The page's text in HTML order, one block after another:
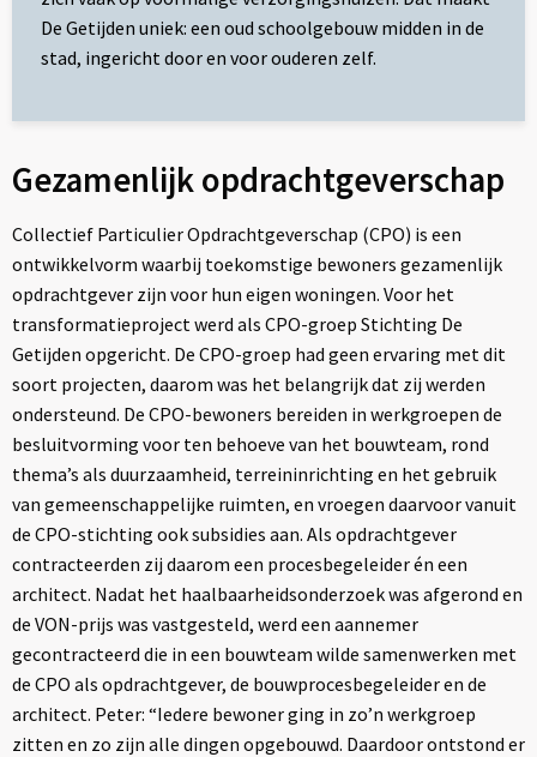
De Getijden uniek: een oud schoolgebouw midden in de
stad, ingericht door en voor ouderen zelf.
Gezamenlijk opdrachtgeverschap
Collectief Particulier Opdrachtgeverschap (CPO) is een
ontwikkelvorm waarbij toekomstige bewoners gezamenlijk
opdrachtgever zijn voor hun eigen woningen. Voor het
transformatieproject werd als CPO-groep Stichting De
Getijden opgericht.​ De CPO-groep had geen ervaring met dit
soort projecten, daarom was het belangrijk dat zij werden
ondersteund. De CPO-bewoners bereiden in werkgroepen de
besluitvorming voor ten behoeve van het bouwteam, rond
thema’s als duurzaamheid, terreininrichting en het gebruik
van gemeenschappelijke ruimten, en vroegen daarvoor vanuit
de CPO-stichting ook subsidies aan. Als opdrachtgever
contracteerden zij daarom een procesbegeleider én een
architect. Nadat het haalbaarheidsonderzoek was afgerond en
de VON-prijs was vastgesteld, werd een aannemer
gecontracteerd die in een bouwteam wilde samenwerken met
de CPO als opdrachtgever, de bouwprocesbegeleider en de
architect. Peter: “Iedere bewoner ging in zo’n werkgroep
zitten en zo zijn alle dingen opgebouwd. Daardoor ontstond er